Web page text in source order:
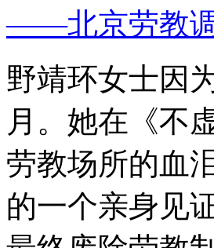
——北京劳教
野靖环女士因
月。她在《不
劳教场所的血
的一个亲身见